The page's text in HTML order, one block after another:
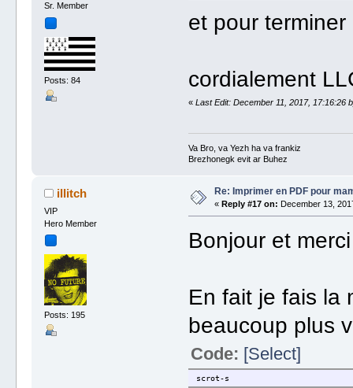
Sr. Member
Posts: 84
et pour
cordialement
«Last Edit: December 11, 2017, 17:16:26
Va Bro, va Yezh ha va frankiz
Brezhonegk evit ar Buhez
illitch
VIP
Hero Member
Posts: 195
Re: Imprimer en PDF pour
« Reply #17 on: December 13,
Bonjour et
En fait je fais la
beaucoup plus
Code: [Select]
scrot-s